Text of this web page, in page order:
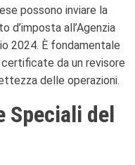
possono inviare la
d’imposta all’Agenzia
2024. È fondamentale
da un revisore
delle operazioni.
Speciali del